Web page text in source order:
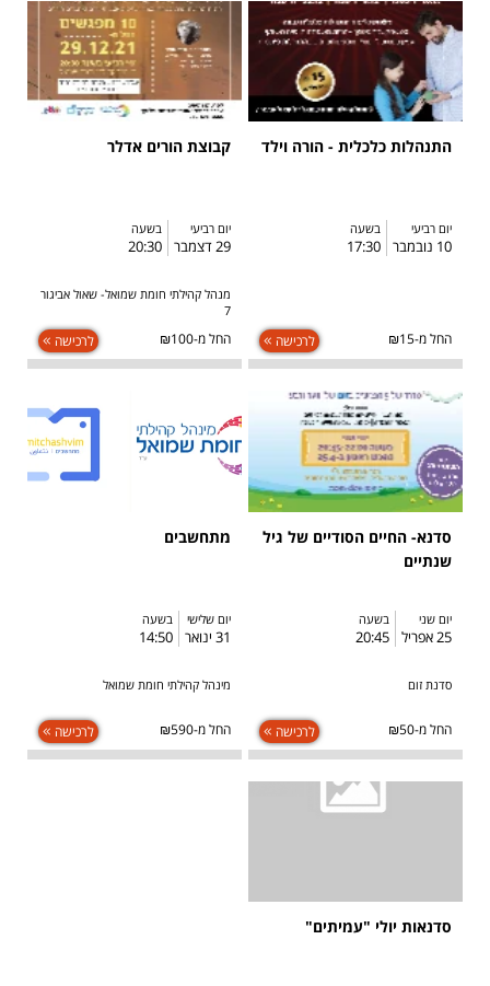
התנהלות כלכלית - הורה וילד
יום רביעי
10 נובמבר
בשעה
17:30
החל מ-₪15 לרכישה
קבוצת הורים אדלר
יום רביעי
29 דצמבר
בשעה
20:30
מנהל קהילתי חומת שמואל- שאול אביגור
7
החל מ-₪100 לרכישה
סדנא- החיים הסודיים של גיל
שנתיים
יום שני
25 אפריל
בשעה
20:45
סדנת זום
החל מ-₪50 לרכישה
מתחשבים
יום שלישי
31 ינואר
בשעה
14:50
מינהל קהילתי חומת שמואל
החל מ-₪590 לרכישה
סדנאות יולי "עמיתים"